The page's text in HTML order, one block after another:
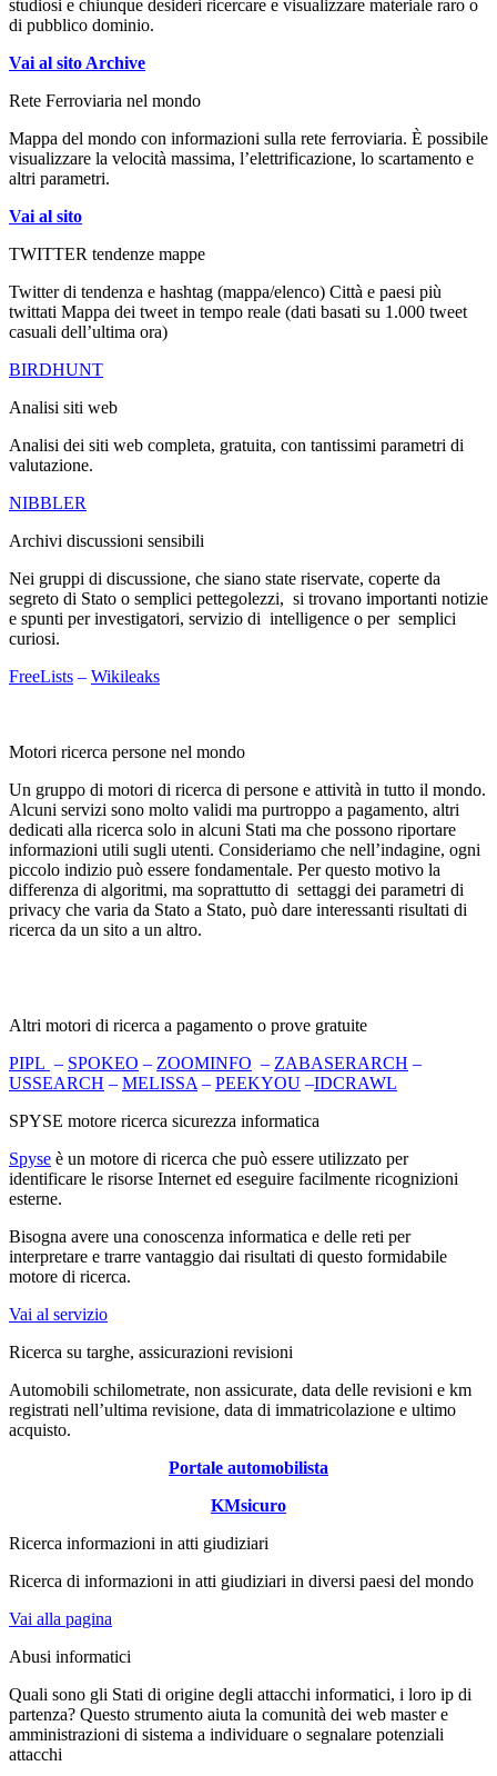
studiosi e chiunque desideri ricercare e visualizzare materiale raro o
di pubblico dominio.
Vai al sito Archive
Rete Ferroviaria nel mondo
Mappa del mondo con informazioni sulla rete ferroviaria. È possibile
visualizzare la velocità massima, l’elettrificazione, lo scartamento e
altri parametri.
Vai al sito
TWITTER tendenze mappe
Twitter di tendenza e hashtag (mappa/elenco) Città e paesi più
twittati Mappa dei tweet in tempo reale (dati basati su 1.000 tweet
casuali dell’ultima ora)
BIRDHUNT
Analisi siti web
Analisi dei siti web completa, gratuita, con tantissimi parametri di
valutazione.
NIBBLER
Archivi discussioni sensibili
Nei gruppi di discussione, che siano state riservate, coperte da
segreto di Stato o semplici pettegolezzi, si trovano importanti notizie
e spunti per investigatori, servizio di intelligence o per semplici
curiosi.
FreeLists – Wikileaks
Motori ricerca persone nel mondo
Un gruppo di motori di ricerca di persone e attività in tutto il mondo.
Alcuni servizi sono molto validi ma purtroppo a pagamento, altri
dedicati alla ricerca solo in alcuni Stati ma che possono riportare
informazioni utili sugli utenti. Consideriamo che nell’indagine, ogni
piccolo indizio può essere fondamentale. Per questo motivo la
differenza di algoritmi, ma soprattutto di settaggi dei parametri di
privacy che varia da Stato a Stato, può dare interessanti risultati di
ricerca da un sito a un altro.
Altri motori di ricerca a pagamento o prove gratuite
PIPL – SPOKEO – ZOOMINFO – ZABASERARCH –
USSEARCH – MELISSA – PEEKYOU –IDCRAWL
SPYSE motore ricerca sicurezza informatica
Spyse è un motore di ricerca che può essere utilizzato per
identificare le risorse Internet ed eseguire facilmente ricognizioni
esterne.
Bisogna avere una conoscenza informatica e delle reti per
interpretare e trarre vantaggio dai risultati di questo formidabile
motore di ricerca.
Vai al servizio
Ricerca su targhe, assicurazioni revisioni
Automobili schilometrate, non assicurate, data delle revisioni e km
registrati nell’ultima revisione, data di immatricolazione e ultimo
acquisto.
Portale automobilista
KMsicuro
Ricerca informazioni in atti giudiziari
Ricerca di informazioni in atti giudiziari in diversi paesi del mondo
Vai alla pagina
Abusi informatici
Quali sono gli Stati di origine degli attacchi informatici, i loro ip di
partenza? Questo strumento aiuta la comunità dei web master e
amministrazioni di sistema a individuare o segnalare potenziali
attacchi